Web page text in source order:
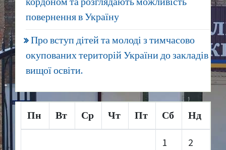
повернення в Україну
Про вступ дітей та молоді з тимчасово
окупованих територій України до закладів
вищої освіти.
Пн Вт Ср Чт Пт Сб Нд
1 2